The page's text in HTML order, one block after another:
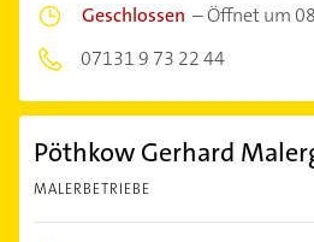
Geschlossen –Öffnet um
07131 9 73 22 44
Pöthkow Gerhard
MALERBETRIEBE